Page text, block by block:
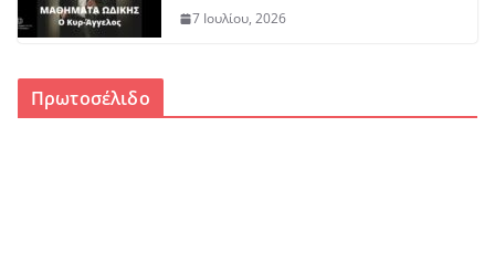
7 Ιουλίου, 2026
Πρωτοσέλιδο